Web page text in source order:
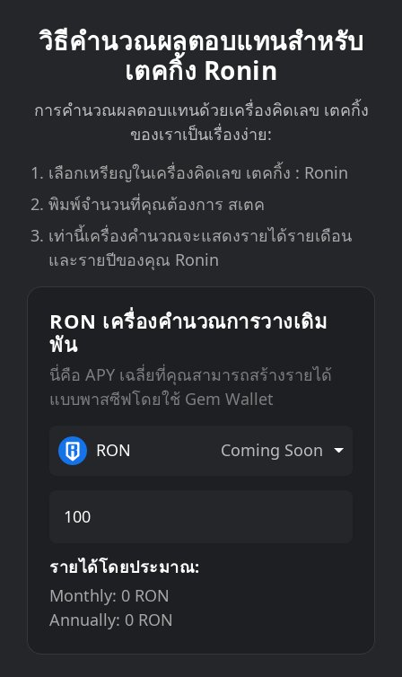
วิธีคำนวณผลตอบแทนสำหรับ
เตคกิ้ง Ronin
การคำนวณผลตอบแทนด้วยเครื่องคิดเลข เตคกิ้ง
ของเราเป็นเรื่องง่าย:
เลือกเหรียญในเครื่องคิดเลข เตคกิ้ง : Ronin
พิมพ์จำนวนที่คุณต้องการ สเตค
เท่านี้เครื่องคำนวณจะแสดงรายได้รายเดือน
และรายปีของคุณ Ronin
RON เครื่องคำนวณการวางเดิม
พัน
นี่คือ APY เฉลี่ยที่คุณสามารถสร้างรายได้
แบบพาสซีฟโดยใช้ Gem Wallet
RON Coming Soon
รายได้โดยประมาณ:
Monthly: 0 RON
Annually: 0 RON